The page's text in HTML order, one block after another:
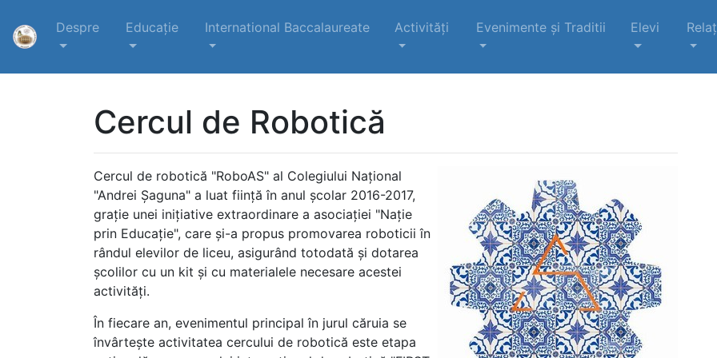
Despre Educație International Baccalaureate Activități Evenimente şi Traditii Elevi
Cercul de Robotică
Cercul de robotică "RoboAS" al Colegiului Naţional
"Andrei Şaguna" a luat fiinţă în anul şcolar 2016-2017,
graţie unei iniţiative extraordinare a asociaţiei "Naţie
prin Educaţie", care şi-a propus promovarea roboticii în
rândul elevilor de liceu, asigurând totodată şi dotarea
şcolilor cu un kit şi cu materialele necesare acestei
activităţi.
În fiecare an, evenimentul principal în jurul căruia se
învârteşte activitatea cercului de robotică este etapa